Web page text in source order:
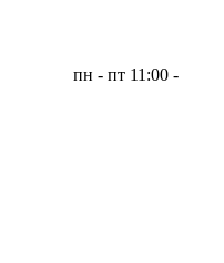
пн - пт 11:00 -